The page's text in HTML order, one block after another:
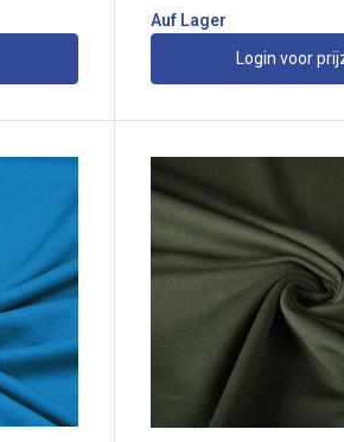
Auf Lager
Login voor